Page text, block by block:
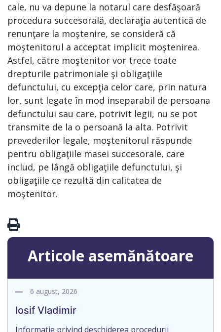
cale, nu va depune la notarul care desfăşoară
procedura succesorală, declaraţia autentică de
renunţare la moştenire, se consideră că
moştenitorul a acceptat implicit moştenirea.
Astfel, către moştenitor vor trece toate
drepturile patrimoniale şi obligaţiile
defunctului, cu excepţia celor care, prin natura
lor, sunt legate în mod inseparabil de persoana
defunctului sau care, potrivit legii, nu se pot
transmite de la o persoană la alta. Potrivit
prevederilor legale, moştenitorul răspunde
pentru obligaţiile masei succesorale, care
includ, pe lângă obligaţiile defunctului, şi
obligaţiile ce rezultă din calitatea de
moştenitor.
Articole asemănătoare
6 august, 2026
Iosif Vladimir
Informație privind deschiderea procedurii